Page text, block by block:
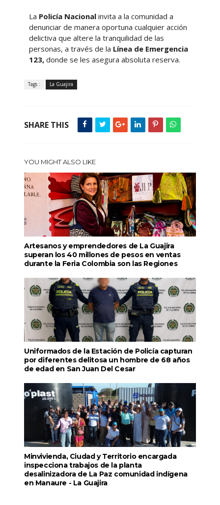
La Policía Nacionalinvita a la comunidad a
denunciar de manera oportuna cualquier acción
delictiva que altere la tranquilidad de las
personas, a través de la Línea de Emergencia
123, donde se les asegura absoluta reserva.
Tags : La Guajira
SHARE THIS
YOU MIGHT ALSO LIKE
Artesanos y emprendedores de La Guajira
superan los 40 millones de pesos en ventas
durante la Feria Colombia son las Regiones
Uniformados de la Estación de Policía capturan
por diferentes delitosa un hombre de 68 años
de edad en San Juan Del Cesar
Minvivienda, Ciudad y Territorio encargada
inspecciona trabajos de la planta
desalinizadora de La Paz comunidad indígena
en Manaure - La Guajira